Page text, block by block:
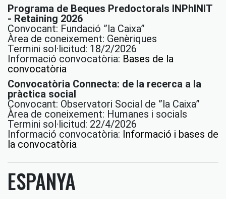
Programa de Beques Predoctorals INPhINIT
- Retaining 2026
Convocant: Fundació ”la Caixa”
Àrea de coneixement: Genèriques
Termini sol·licitud: 18/2/2026
Informació convocatòria: Bases de la
convocatòria
Convocatòria Connecta: de la recerca a la
pràctica social
Convocant: Observatori Social de ”la Caixa”
Àrea de coneixement: Humanes i socials
Termini sol·licitud: 22/4/2026
Informació convocatòria: Informació i bases de
la convocatòria
ESPANYA